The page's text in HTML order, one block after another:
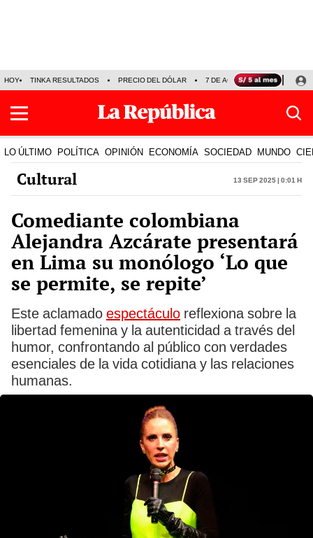
HOY TINKA RESULTADOS PRECIO DEL DÓLAR 7 DE AGOSTO OLLANTA
LO ÚLTIMO POLÍTICA OPINIÓN ECONOMÍA SOCIEDAD MUNDO
Cultural 13 Sep 2025 | 0:01 h
Comediante colombiana
Alejandra Azcárate presentará
en Lima su monólogo ‘Lo que
se permite, se repite’
Este aclamado espectáculo reflexiona sobre la
libertad femenina y la autenticidad a través del
humor, confrontando al público con verdades
esenciales de la vida cotidiana y las relaciones
humanas.